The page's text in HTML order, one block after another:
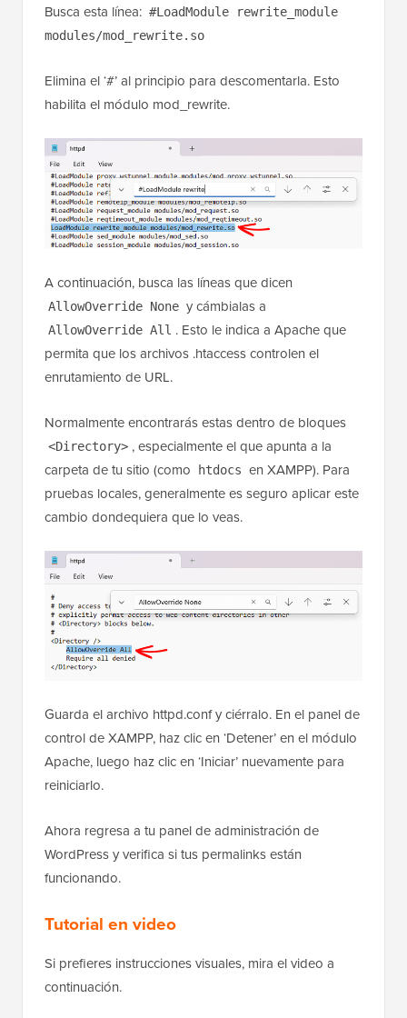
Busca esta línea: #LoadModule rewrite_module
modules/mod_rewrite.so
Elimina el ‘#’ al principio para descomentarla. Esto
habilita el módulo mod_rewrite.
A continuación, busca las líneas que dicen
AllowOverride None y cámbialas a
AllowOverride All . Esto le indica a Apache que
permita que los archivos .htaccess controlen el
enrutamiento de URL.
Normalmente encontrarás estas dentro de bloques
<Directory> , especialmente el que apunta a la
carpeta de tu sitio (como
htdocs en XAMPP). Para
pruebas locales, generalmente es seguro aplicar este
cambio dondequiera que lo veas.
Guarda el archivo httpd.conf y ciérralo. En el panel de
control de XAMPP, haz clic en ‘Detener’ en el módulo
Apache, luego haz clic en ‘Iniciar’ nuevamente para
reiniciarlo.
Ahora regresa a tu panel de administración de
WordPress y verifica si tus permalinks están
funcionando.
Tutorial en video
Si prefieres instrucciones visuales, mira el video a
continuación.